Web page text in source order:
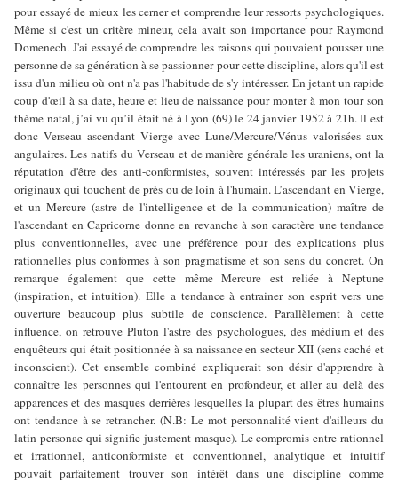
pour essayé de mieux les cerner et comprendre leur ressorts psychologiques.
Même si c'est un critère mineur, cela avait son importance pour Raymond
Domenech. J'ai essayé de comprendre les raisons qui pouvaient pousser une
personne de sa génération à se passionner pour cette discipline, alors qu'il est
issu d'un milieu où ont n'a pas l'habitude de s'y intéresser. En jetant un rapide
coup d'œil à sa date, heure et lieu de naissance pour monter à mon tour son
thème natal, j’ai vu qu’il était né à Lyon (69) le 24 janvier 1952 à 21h. Il est
donc Verseau ascendant Vierge avec Lune/Mercure/Vénus valorisées aux
angulaires. Les natifs du Verseau et de manière générale les uraniens, ont la
réputation d'être des anti-conformistes, souvent intéressés par les projets
originaux qui touchent de près ou de loin à l'humain. L’ascendant en Vierge,
et un Mercure (astre de l'intelligence et de la communication) maître de
l'ascendant en Capricorne donne en revanche à son caractère une tendance
plus conventionnelles, avec une préférence pour des explications plus
rationnelles plus conformes à son pragmatisme et son sens du concret. On
remarque également que cette même Mercure est reliée à Neptune
(inspiration, et intuition). Elle a tendance à entrainer son esprit vers une
ouverture beaucoup plus subtile de conscience. Parallèlement à cette
influence, on retrouve Pluton l'astre des psychologues, des médium et des
enquêteurs qui était positionnée à sa naissance en secteur XII (sens caché et
inconscient). Cet ensemble combiné expliquerait son désir d'apprendre à
connaître les personnes qui l'entourent en profondeur, et aller au delà des
apparences et des masques derrières lesquelles la plupart des êtres humains
ont tendance à se retrancher. (N.B: Le mot personnalité vient d'ailleurs du
latin personae qui signifie justement masque). Le compromis entre rationnel
et irrationnel, anticonformiste et conventionnel, analytique et intuitif
pouvait parfaitement trouver son intérêt dans une discipline comme